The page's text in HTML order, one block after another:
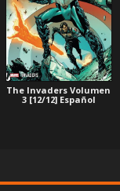
The Invaders Volumen
3 [12/12] Español